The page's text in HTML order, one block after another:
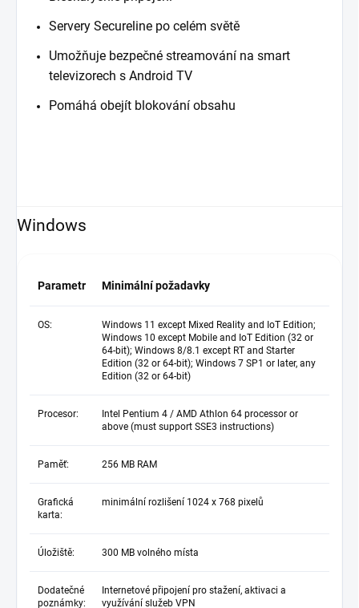
Servery Secureline po celém světě
Umožňuje bezpečné streamování na smart
televizorech s Android TV
Pomáhá obejít blokování obsahu
Windows
Parametr Minimální požadavky
OS:
Windows 11 except Mixed Reality and IoT Edition;
Windows 10 except Mobile and IoT Edition (32 or
64-bit); Windows 8/8.1 except RT and Starter
Edition (32 or 64-bit); Windows 7 SP1 or later, any
Edition (32 or 64-bit)
Procesor:
Intel Pentium 4 / AMD Athlon 64 processor or
above (must support SSE3 instructions)
Paměť: 256 MB RAM
Grafická
karta:
minimální rozlišení 1024 x 768 pixelů
Úložiště: 300 MB volného místa
Dodatečné
poznámky:
Internetové připojení pro stažení, aktivaci a
využívání služeb VPN